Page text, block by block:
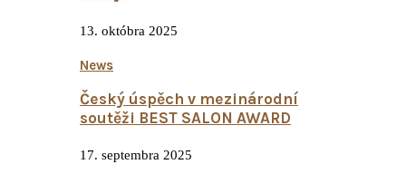
13. októbra 2025
News
Český úspěch v mezinárodní
soutěži BEST SALON AWARD
17. septembra 2025